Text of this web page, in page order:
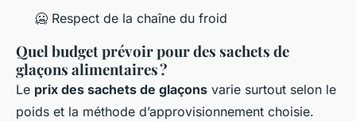
🥶 Respect de la chaîne du froid
Quel budget prévoir pour des sachets de
glaçons alimentaires ?
Le prix des sachets de glaçons varie surtout selon le
poids et la méthode d’approvisionnement choisie.